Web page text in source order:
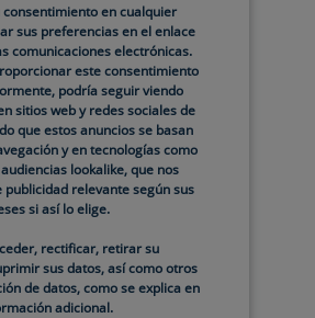
la QP son bultos
piel descamada e
fríos del invierno.
de la queratosis
en cualquier
sus preferencias en el enlace
comunicaciones electrónicas.
este consentimiento
podría seguir viendo
sitios web y redes sociales de
que estos anuncios se basan
y en tecnologías como
lookalike, que nos
relevante según sus
si así lo elige.
rectificar, retirar su
sus datos, así como otros
de datos, como se explica en
adicional.